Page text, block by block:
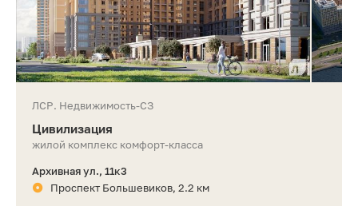
ЛСР. Недвижимость-СЗ
Цивилизация
жилой комплекс комфорт-класса
Архивная ул., 11к3
Проспект Большевиков, 2.2 км